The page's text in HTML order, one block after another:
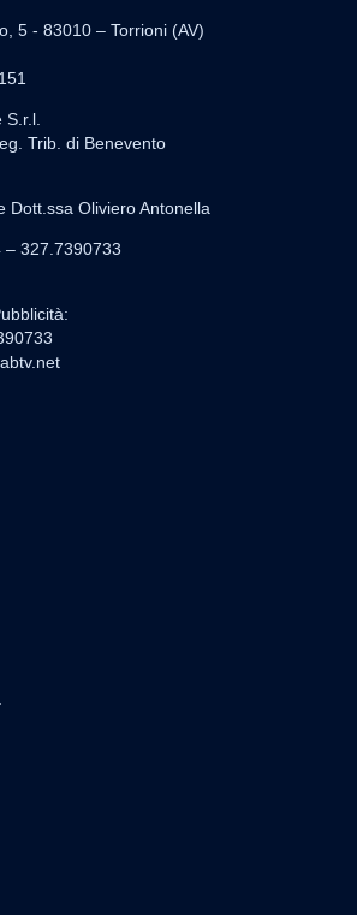
5 - 83010 – Torrioni (AV)
Trib. di Benevento
Dott.ssa Oliviero Antonella
– 327.7390733